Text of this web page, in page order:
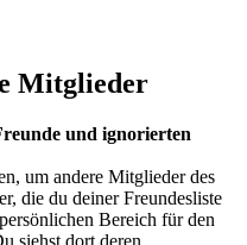
Mitglieder
und ignorierten
um andere Mitglieder des
die du deiner Freundesliste
Bereich für den